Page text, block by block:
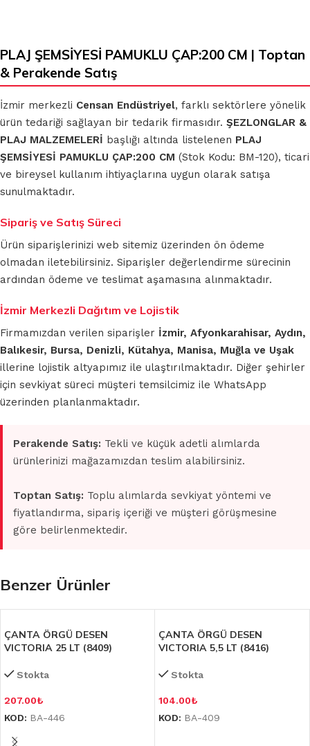
PLAJ ŞEMSİYESİ PAMUKLU ÇAP:200 CM | Toptan
& Perakende Satış
İzmir merkezli Censan Endüstriyel, farklı sektörlere yönelik
ürün tedariği sağlayan bir tedarik firmasıdır. ŞEZLONGLAR &
PLAJ MALZEMELERİ başlığı altında listelenen PLAJ
ŞEMSİYESİ PAMUKLU ÇAP:200 CM (Stok Kodu: BM-120), ticari
ve bireysel kullanım ihtiyaçlarına uygun olarak satışa
sunulmaktadır.
Sipariş ve Satış Süreci
Ürün siparişlerinizi web sitemiz üzerinden ön ödeme
olmadan iletebilirsiniz. Siparişler değerlendirme sürecinin
ardından ödeme ve teslimat aşamasına alınmaktadır.
İzmir Merkezli Dağıtım ve Lojistik
Firmamızdan verilen siparişler İzmir, Afyonkarahisar, Aydın,
Balıkesir, Bursa, Denizli, Kütahya, Manisa, Muğla ve Uşak
illerine lojistik altyapımız ile ulaştırılmaktadır. Diğer şehirler
için sevkiyat süreci müşteri temsilcimiz ile WhatsApp
üzerinden planlanmaktadır.
Perakende Satış: Tekli ve küçük adetli alımlarda
ürünlerinizi mağazamızdan teslim alabilirsiniz.
Toptan Satış: Toplu alımlarda sevkiyat yöntemi ve
fiyatlandırma, sipariş içeriği ve müşteri görüşmesine
göre belirlenmektedir.
Benzer Ürünler
ÇANTA ÖRGÜ DESEN
VICTORIA 25 LT (8409)
Stokta
207.00₺
KOD: BA-446
ÇANTA ÖRGÜ DESEN
VICTORIA 5,5 LT (8416)
Stokta
104.00₺
KOD: BA-409